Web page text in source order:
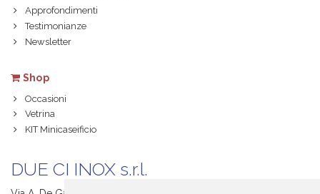
Approfondimenti
Testimonianze
Newsletter
Shop
Occasioni
Vetrina
KIT Minicaseificio
DUE CI INOX s.r.l.